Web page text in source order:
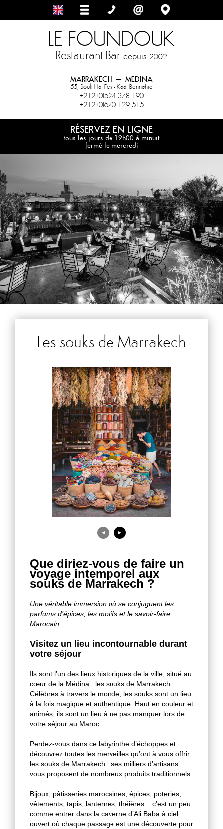
LE FOUNDOUK
Restaurant Bar depuis 2002
MARRAKECH – MEDINA
55, Souk Hal Fes - Kaat Bennahid
+212 (0)524 378 190
+212 (0)670 129 515
RÉSERVEZ EN LIGNE
tous les jours de 19h00 à minuit
fermé le mercredi
Les souks de Marrakech
◄ ►
Que diriez-vous de faire un
voyage intemporel aux
souks de Marrakech ?
Une véritable immersion où se conjuguent les
parfums d’épices, les motifs et le savoir-faire
Marocain.
Visitez un lieu incontournable durant
votre séjour
Ils sont l’un des lieux historiques de la ville, situé au
cœur de la Médina : les souks de Marrakech.
Célèbres à travers le monde, les souks sont un lieu
à la fois magique et authentique. Haut en couleur et
animés, ils sont un lieu à ne pas manquer lors de
votre séjour au Maroc.
Perdez-vous dans ce labyrinthe d’échoppes et
découvrez toutes les merveilles qu’ont à vous offrir
les souks de Marrakech : ses milliers d’artisans
vous proposent de nombreux produits traditionnels.
Bijoux, pâtisseries marocaines, épices, poteries,
vêtements, tapis, lanternes, théières... c’est un peu
comme entrer dans la caverne d’Ali Baba à ciel
ouvert où chaque passage est une découverte pour